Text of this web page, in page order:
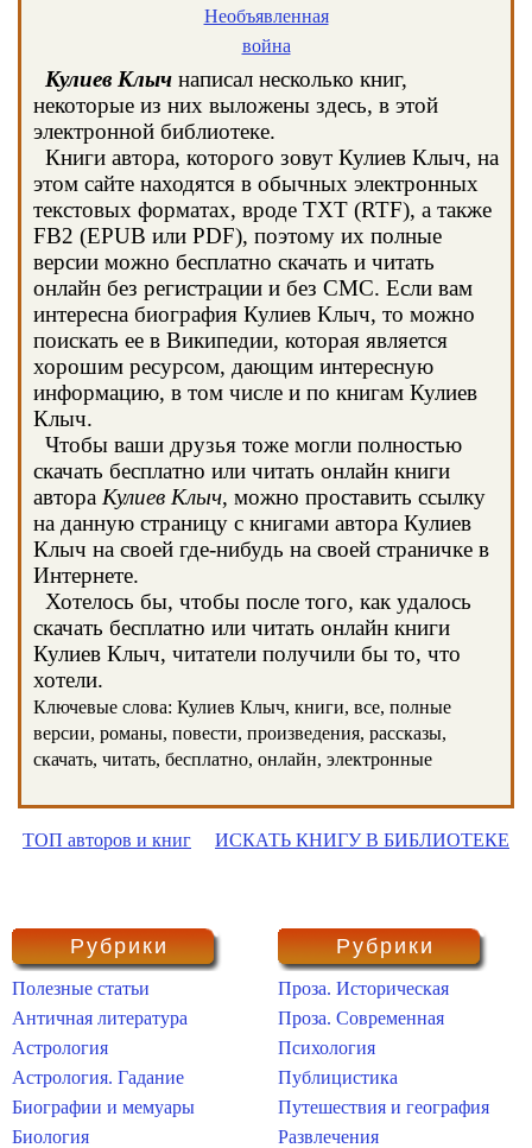
Необъявленная
война
Кулиев Клыч написал несколько книг,
некоторые из них выложены здесь, в этой
электронной библиотеке.
Книги автора, которого зовут Кулиев Клыч, на
этом сайте находятся в обычных электронных
текстовых форматах, вроде TXT (RTF), а также
FB2 (EPUB или PDF), поэтому их полные
версии можно бесплатно скачать и читать
онлайн без регистрации и без СМС. Если вам
интересна биография Кулиев Клыч, то можно
поискать ее в Википедии, которая является
хорошим ресурсом, дающим интересную
информацию, в том числе и по книгам Кулиев
Клыч.
Чтобы ваши друзья тоже могли полностью
скачать бесплатно или читать онлайн книги
автора Кулиев Клыч, можно проставить ссылку
на данную страницу с книгами автора Кулиев
Клыч на своей где-нибудь на своей страничке в
Интернете.
Хотелось бы, чтобы после того, как удалось
скачать бесплатно или читать онлайн книги
Кулиев Клыч, читатели получили бы то, что
хотели.
Ключевые слова: Кулиев Клыч, книги, все, полные
версии, романы, повести, произведения, рассказы,
скачать, читать, бесплатно, онлайн, электронные
ТОП авторов и книг ИСКАТЬ КНИГУ В БИБЛИОТЕКЕ
Рубрики
Полезные статьи
Античная литература
Астрология
Астрология. Гадание
Биографии и мемуары
Биология
Рубрики
Проза. Историческая
Проза. Современная
Психология
Публицистика
Путешествия и география
Развлечения